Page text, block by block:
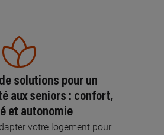
solutions pour un
aux seniors : confort,
et autonomie
votre logement pour